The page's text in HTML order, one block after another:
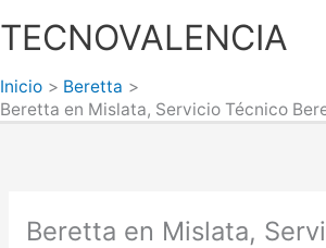
TECNOVALENCIA
Inicio
Beretta
Beretta en Mislata, Servicio Técnico
Beretta en Mislata,